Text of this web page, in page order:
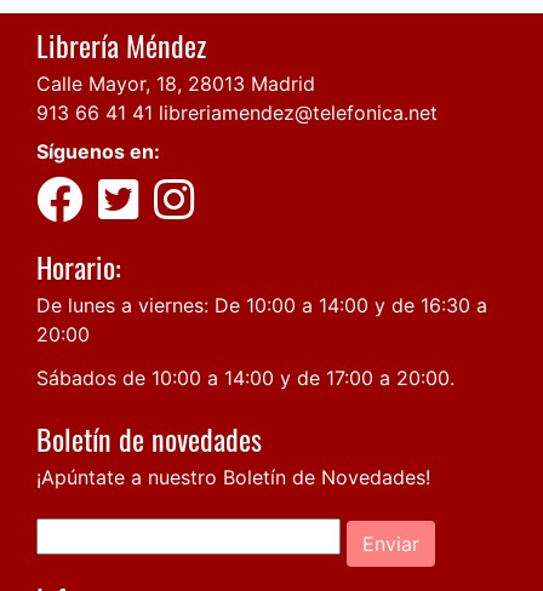
Librería Méndez
Calle Mayor, 18, 28013 Madrid
913 66 41 41 libreriamendez@telefonica.net
Síguenos en:
Horario:
De lunes a viernes: De 10:00 a 14:00 y de 16:30 a
20:00
Sábados de 10:00 a 14:00 y de 17:00 a 20:00.
Boletín de novedades
¡Apúntate a nuestro Boletín de Novedades!
Enviar